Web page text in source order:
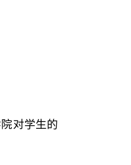
对学生的